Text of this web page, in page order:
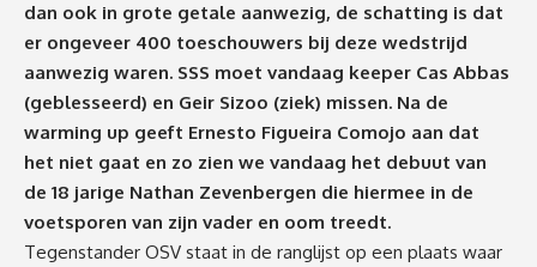
dan ook in grote getale aanwezig, de schatting is dat
er ongeveer 400 toeschouwers bij deze wedstrijd
aanwezig waren. SSS moet vandaag keeper Cas Abbas
(geblesseerd) en Geir Sizoo (ziek) missen. Na de
warming up geeft Ernesto Figueira Comojo aan dat
het niet gaat en zo zien we vandaag het debuut van
de 18 jarige Nathan Zevenbergen die hiermee in de
voetsporen van zijn vader en oom treedt.
Tegenstander OSV staat in de ranglijst op een plaats waar